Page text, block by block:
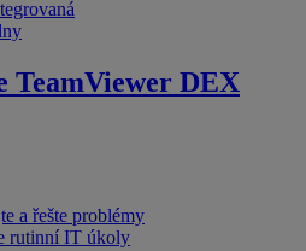
TeamViewer DEX
a řešte problémy
rutinní IT úkoly